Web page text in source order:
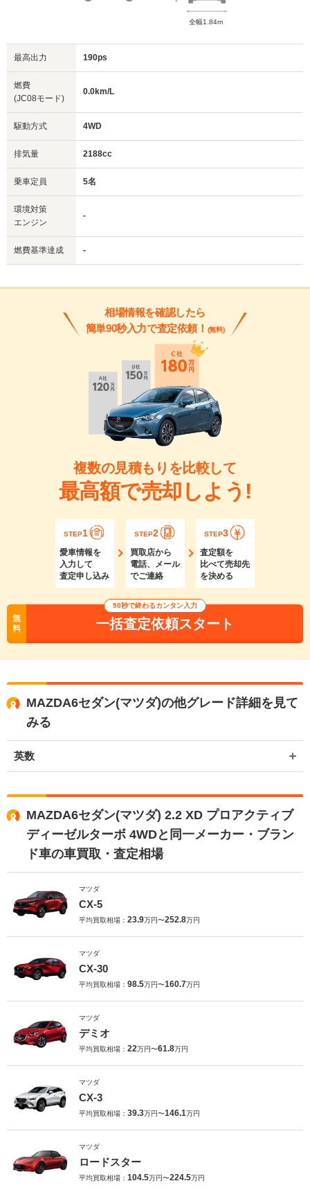
全幅1.84m
最高出力 190ps
燃費
(JC08モード)
0.0km/L
駆動方式 4WD
排気量 2188cc
乗車定員 5名
環境対策
エンジン
-
燃費基準達成 -
相場情報を確認したら
簡単90秒入力で査定依頼！ (無料)
複数の見積もりを比較して
最高額で売却しよう!
STEP1
愛車情報を
入力して
査定申し込み
STEP2
買取店から
電話、メール
でご連絡
STEP3
査定額を
比べて売却先
を決める
無
料
90秒で終わるカンタン入力
一括査定依頼スタート
MAZDA6セダン(マツダ)の他グレード詳細を見て
みる
英数
MAZDA6セダン(マツダ) 2.2 XD プロアクティブ
ディーゼルターボ 4WDと同一メーカー・ブラン
ド車の車買取・査定相場
マツダ
CX-5
平均買取相場： 23.9万円〜252.8万円
マツダ
CX-30
平均買取相場： 98.5万円〜160.7万円
マツダ
デミオ
平均買取相場： 22万円〜61.8万円
マツダ
CX-3
平均買取相場： 39.3万円〜146.1万円
マツダ
ロードスター
平均買取相場： 104.5万円〜224.5万円